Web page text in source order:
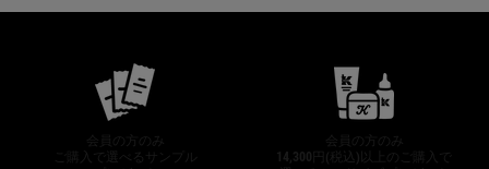
会員の方のみ
ご購入で選べるサンプル
会員の方のみ
14,300円(税込)以上のご購入で